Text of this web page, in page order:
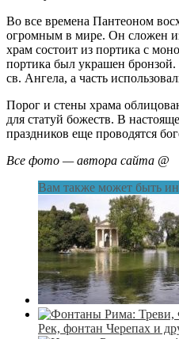
Во все времена Пантеоном
огромным в мире. Он сложен
храм состоит из портика с
портика был украшен бронзой.
св. Ангела, а часть
Порог и стены храма
для статуй божеств. В
праздников еще проводятся
Все фото — автора сайта @
Вам также может быть
Рек, фонтан Черепах и